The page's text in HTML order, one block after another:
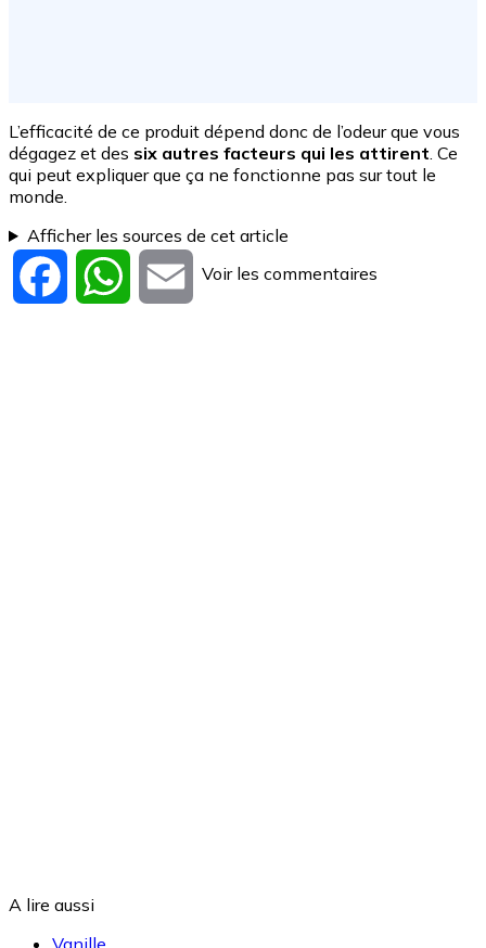
L’efficacité de ce produit dépend donc de l’odeur que vous
dégagez et des six autres facteurs qui les attirent. Ce
qui peut expliquer que ça ne fonctionne pas sur tout le
monde.
Afficher les sources de cet article
Facebook WhatsApp
Email
Voir les commentaires
A lire aussi